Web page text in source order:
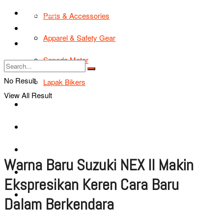
Parts & Accessories
Apparel & Safety Gear
Sepeda Motor
Lapak Bikers
Bikers Cars
Tentang Kami
TIPS & TRIK
Tentang Kami
No Result
View All Result
Warna Baru Suzuki NEX II Makin
Ekspresikan Keren Cara Baru
Dalam Berkendara